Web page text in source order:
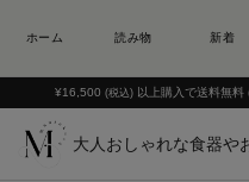
¥16,500 (税込) 以上購入で送料無料
大人おしゃれな食器や